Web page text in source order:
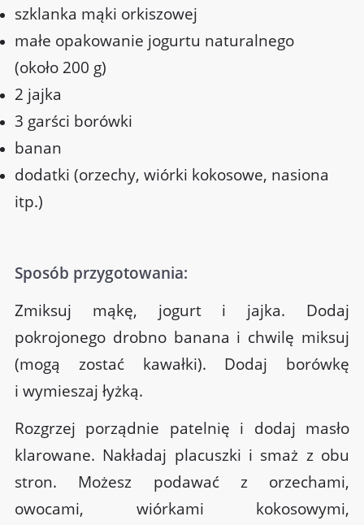
szklanka mąki orkiszowej
małe opakowanie jogurtu naturalnego
(około 200 g)
2 jajka
3 garści borówki
banan
dodatki (orzechy, wiórki kokosowe, nasiona
itp.)
Sposób przygotowania:
Zmiksuj mąkę, jogurt i jajka. Dodaj
pokrojonego drobno banana i chwilę miksuj
(mogą zostać kawałki). Dodaj borówkę
i wymieszaj łyżką.
Rozgrzej porządnie patelnię i dodaj masło
klarowane. Nakładaj placuszki i smaż z obu
stron. Możesz podawać z orzechami,
owocami, wiórkami kokosowymi,